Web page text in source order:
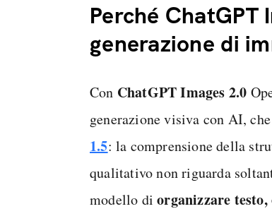
Perché ChatGPT
generazione di
Con ChatGPT Images 2.0
generazione visiva con AI,
1.5: la comprensione della
qualitativo non riguarda
modello di organizzare